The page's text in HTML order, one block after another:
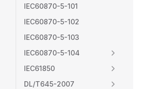
IEC60870-5-101
IEC60870-5-102
IEC60870-5-103
IEC60870-5-104
IEC61850
DL/T645-2007